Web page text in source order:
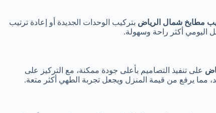
مطابخ شمال الرياض بتركيب الوحدات الجديدة أو إعادة ترتيب
اليومي أكثر راحة وسهولة.
على تنفيذ التصاميم بأعلى جودة ممكنة، مع التركيز على
مما يرفع من قيمة المنزل ويجعل تجربة الطهي أكثر متعة.